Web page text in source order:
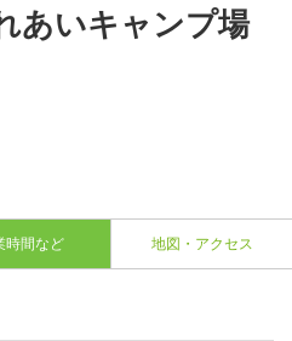
あいキャンプ場
時間など 地図・アクセス